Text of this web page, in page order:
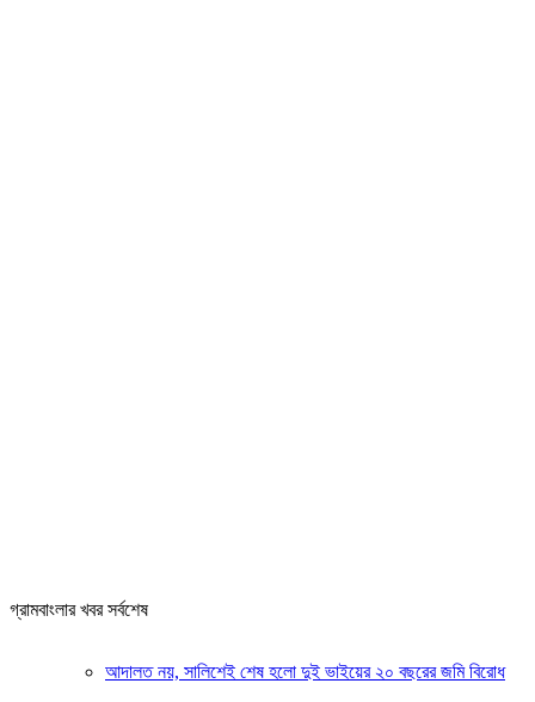
গ্রামবাংলার খবর সর্বশেষ
আদালত নয়, সালিশেই শেষ হলো দুই ভাইয়ের ২০ বছরের জমি বিরোধ